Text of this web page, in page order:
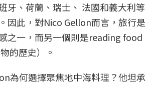
牙、荷蘭、瑞士、 法國和義大利等
因此，對Nico Gellon而言，旅行是
之一，而另一個則是reading food
的歷史）。
為何選擇聚焦地中海料理？他坦承